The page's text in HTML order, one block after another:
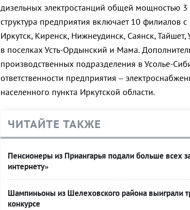
дизельных электростанций общей мощностью
структура предприятия включает 10 филиалов
Иркутск, Киренск, Нижнеудинск, Саянск, Тайшет,
в поселках Усть-Ордынский и Мама.
производственных подразделения в Усолье-
ответственности предприятия –
населенного пункта Иркутской области.
ЧИТАЙТЕ ТАКЖЕ
Пенсионеры из Приангарья подали больше всех
интернету»
Шампиньоны из Шелеховского района выиграли
конкурсе